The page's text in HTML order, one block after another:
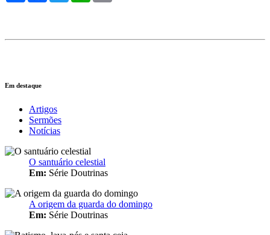
Em destaque
Artigos
Sermões
Notícias
O santuário celestial
Em: Série Doutrinas
A origem da guarda do domingo
Em: Série Doutrinas